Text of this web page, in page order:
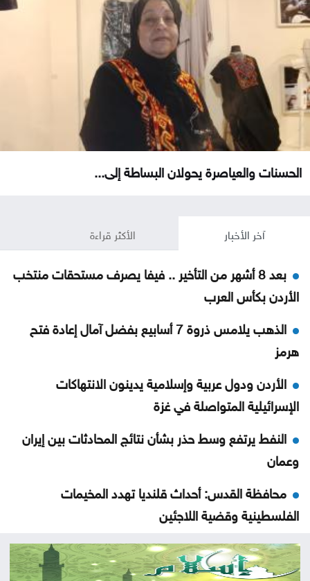
الحسنات والعياصرة يحولان البساطة إلى...
آخر الأخبار الأكثر قراءة
بعد 8 أشهر من التأخير .. فيفا يصرف مستحقات منتخب
الأردن بكأس العرب
الذهب يلامس ذروة 7 أسابيع بفضل آمال إعادة فتح
هرمز
الأردن ودول عربية وإسلامية يدينون الانتهاكات
الإسرائيلية المتواصلة في غزة
النفط يرتفع وسط حذر بشأن نتائج المحادثات بين إيران
وعمان
محافظة القدس: أحداث قلنديا تهدد المخيمات
الفلسطينية وقضية اللاجئين
الاحتلال يعتقل ويحقق ميدانيا مع أكثر من 60 فلسطينيا
من مخيم قلنديا